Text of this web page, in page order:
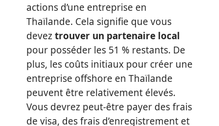
actions d’une entreprise en
Thaïlande. Cela signifie que vous
deveztrouver un partenaire local
pour posséder les 51 % restants. De
plus, les coûts initiaux pour créer une
entreprise offshore en Thaïlande
peuvent être relativement élevés.
Vous devrez peut-être payer des frais
de visa, des frais d’enregistrement et